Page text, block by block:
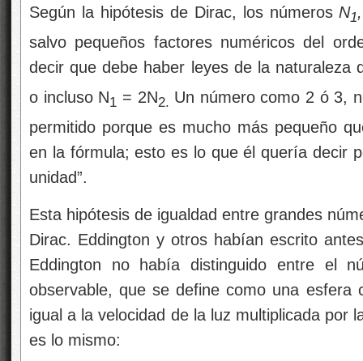
Según la hipótesis de Dirac, los números N1
salvo pequeños factores numéricos del
decir que debe haber leyes de la naturaleza
o incluso N1 = 2N2. Un número como 2 ó 3,
permitido porque es mucho más pequeño
en la fórmula; esto es lo que él quería decir
unidad”.
Esta hipótesis de igualdad entre grandes
Dirac. Eddington y otros habían escrito
Eddington no había distinguido entre el
observable, que se define como una esfera
igual a la velocidad de la luz multiplicada por
es lo mismo: